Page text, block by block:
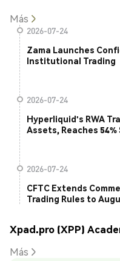
Más
2026-07-24
Zama Launches
Institutional Trading
2026-07-24
Hyperliquid's RWA
Assets, Reaches 54%
2026-07-24
CFTC Extends
Trading Rules to
Xpad.pro (XPP)
Más